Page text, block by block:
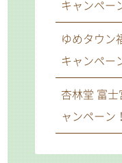
キャンペー
ゆめタウン
キャンペー
杏林堂 富士
ャンペーン！